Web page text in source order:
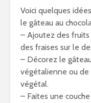
Voici quelques
le gâteau au
– Ajoutez des
des fraises sur le
– Décorez le
végétalienne ou
végétal.
– Faites une